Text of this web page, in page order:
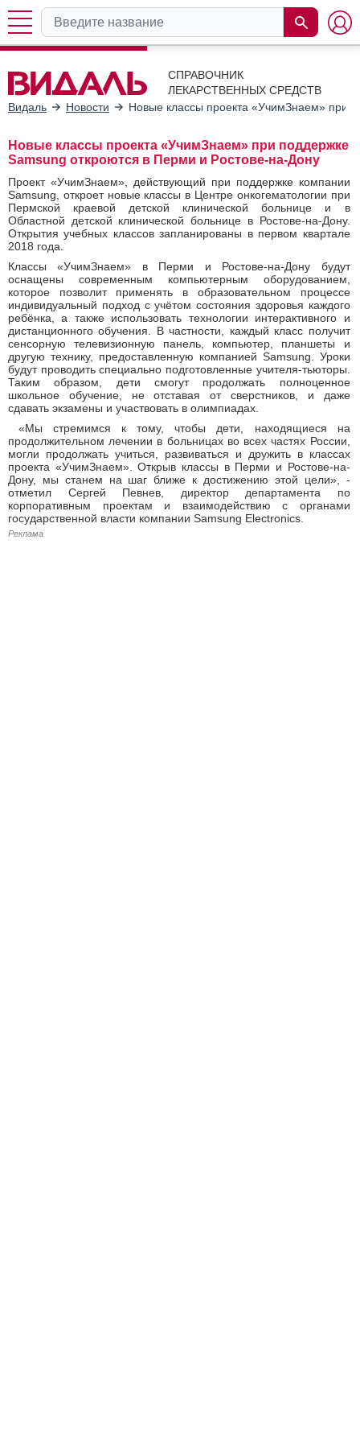
СПРАВОЧНИК
ЛЕКАРСТВЕННЫХ СРЕДСТВ
Видаль
Новости Новые классы проекта «УчимЗнаем» при
Новые классы проекта «УчимЗнаем» при поддержке
Samsung откроются в Перми и Ростове-на-Дону
Проект «УчимЗнаем», действующий при поддержке компании
Samsung, откроет новые классы в Центре онкогематологии при
Пермской краевой детской клинической больнице и в
Областной детской клинической больнице в Ростове-на-Дону.
Открытия учебных классов запланированы в первом квартале
2018 года.
Классы «УчимЗнаем» в Перми и Ростове-на-Дону будут
оснащены современным компьютерным оборудованием,
которое позволит применять в образовательном процессе
индивидуальный подход с учётом состояния здоровья каждого
ребёнка, а также использовать технологии интерактивного и
дистанционного обучения. В частности, каждый класс получит
сенсорную телевизионную панель, компьютер, планшеты и
другую технику, предоставленную компанией Samsung. Уроки
будут проводить специально подготовленные учителя-тьюторы.
Таким образом, дети смогут продолжать полноценное
школьное обучение, не отставая от сверстников, и даже
сдавать экзамены и участвовать в олимпиадах.
«Мы стремимся к тому, чтобы дети, находящиеся на
продолжительном лечении в больницах во всех частях России,
могли продолжать учиться, развиваться и дружить в классах
проекта «УчимЗнаем». Открыв классы в Перми и Ростове-на-
Дону, мы станем на шаг ближе к достижению этой цели», -
отметил Сергей Певнев, директор департамента по
корпоративным проектам и взаимодействию с органами
государственной власти компании Samsung Electronics.
Реклама